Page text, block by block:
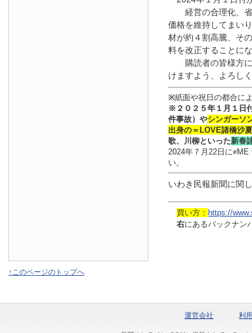
経営の合理化、
価格を維持してまい
材が約４割高騰、そ
料を改正することにな
購読者の皆様方
けますよう、よろし
※紙面や祝日の都合に
※ ２０２５年１月 １日
件事故）やシンガーソ
出身の ＝LOVE諸橋沙
歌、川柳といった新春
2024年７月22日に
い。
いわき民報新聞に関
買い方： https://
右にあるバックナン
↑このページのトップへ
運営会社 利